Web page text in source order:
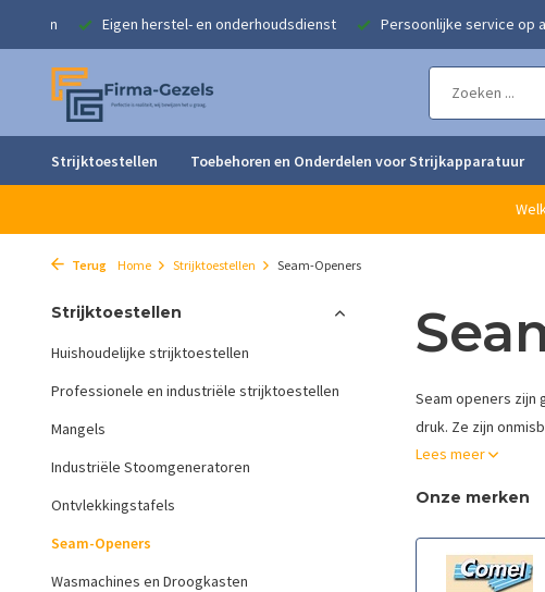
Eigen herstel- en onderhoudsdienst Persoonlijke service op
Strijktoestellen Toebehoren en Onderdelen voor Strijkapparatuur
Terug Home Strijktoestellen Seam-Openers
Strijktoestellen
Huishoudelijke strijktoestellen
Professionele en industriële strijktoestellen
Mangels
Industriële Stoomgeneratoren
Ontvlekkingstafels
Seam-Openers
Wasmachines en Droogkasten
Seam openers zijn
druk. Ze zijn
Lees meer
Onze merken